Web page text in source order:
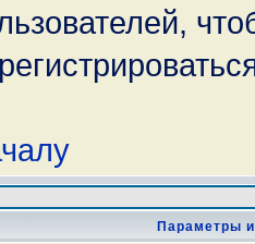
Параметры